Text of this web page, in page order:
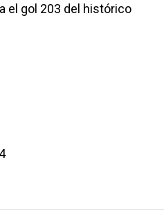
el gol 203 del histórico